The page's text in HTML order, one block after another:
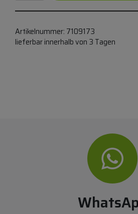
Artikelnummer: 7109173
lieferbar innerhalb von 3 Tagen